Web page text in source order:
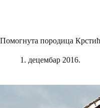
Помогнута породица
1. децембар 2016.